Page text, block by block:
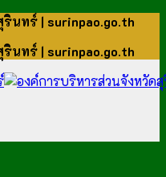
นทร์ | surinpao.go.th
นทร์ | surinpao.go.th